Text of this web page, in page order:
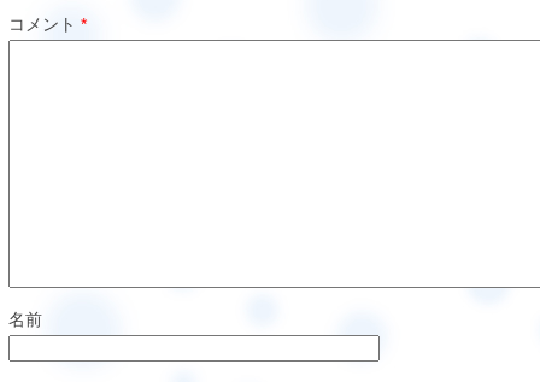
コメント *
名前